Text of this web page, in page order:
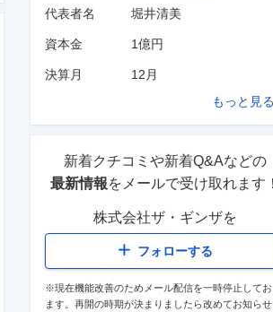
代表者名 堀井清美
資本金 1億円
決算月 12月
もっと見る
新着クチコミや新着Q&Aなどの
最新情報をメールで受け取れます！
株式会社ザ・ギンザを
フォローする
※現在機能改善のためメール配信を一時停止してお
ます。再開の時期が決まりましたら改めてお知ら